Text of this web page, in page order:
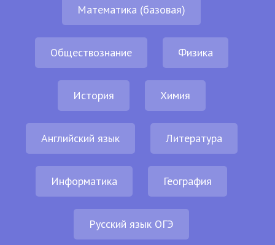
Математика (базовая)
Обществознание Физика
История Химия
Английский язык Литература
Информатика География
Русский язык ОГЭ